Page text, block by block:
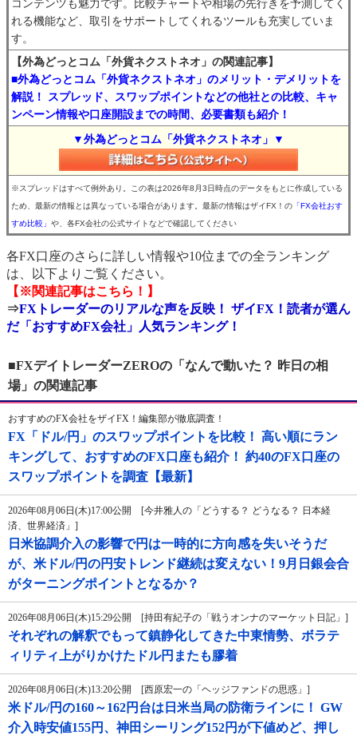
コンテンツも魅力です。比較チャートや相場の先行きを予測してく
れる機能など、取引をサポートしてくれるツールも充実していま
す。
【外為どっとコム「外貨ネクストネオ」の関連記事】
■外為どっとコム「外貨ネクストネオ」のメリット・デメリットを
解説！ スプレッド、スワップポイントなどの他社との比較、キャ
ンペーン情報や口座開設までの時間、必要書類も紹介！
▼外為どっとコム「外貨ネクストネオ」▼
※スプレッドはすべて例外あり。この表は2026年8月3日時点のデータをもとに作成している
ため、最新の情報とは異なっている場合があります。最新の情報はザイFX！の 「FX会社おす
すめ比較」 や、各FX会社の公式サイトなどで確認してください
各FX口座のさらに詳しい情報や10位までの全ランキング
は、以下よりご覧ください。
【※関連記事はこちら！】
⇒FXトレーダーのリアルな声を反映！ ザイFX！読者が選ん
だ「おすすめFX会社」人気ランキング！
■FXデイトレーダーZEROの「なんで動いた？ 昨日の相
場」の関連記事
おすすめのFX会社をザイFX！編集部が徹底調査！
FX「ドル/円」のスワップポイントを比較！ 高い順にラン
キングして、おすすめのFX口座も紹介！ 約40のFX口座の
スワップポイントを調査【最新】
2026年08月06日(木)17:00公開 [今井雅人の「どうする？ どうなる？ 日本経
済、世界経済」]
日米協調介入の影響で円は一時的に方向感を失いそうだ
が、米ドル/円の円安トレンド継続は変えない！9月日銀会合
がターニングポイントとなるか？
2026年08月06日(木)15:29公開 [持田有紀子の「戦うオンナのマーケット日記」]
それぞれの解釈でもって鎮静化してきた中東情勢、ボラテ
ィリティ上がりかけたドル円またも膠着
2026年08月06日(木)13:20公開 [西原宏一の「ヘッジファンドの思惑」]
米ドル/円の160～162円台は日米当局の防衛ラインに！ GW
介入時安値155円、神田シーリング152円が下値めど、押し